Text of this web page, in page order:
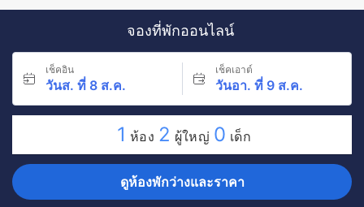
จองที่พักออนไลน์
เช็คอิน
วันส. ที่ 8 ส.ค.
เช็คเอาต์
วันอา. ที่ 9 ส.ค.
1 ห้อง 2 ผู้ใหญ่ 0 เด็ก
ดูห้องพักว่างและราคา